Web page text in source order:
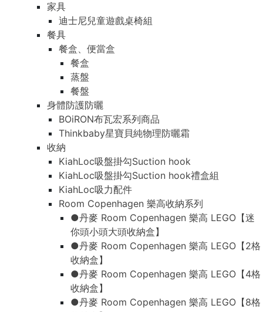
家具
迪士尼兒童遊戲桌椅組
餐具
餐盒、便當盒
餐盒
蒸盤
餐盤
身體防護防曬
BOiRON布瓦宏系列商品
Thinkbaby星寶貝純物理防曬霜
收納
KiahLoc吸盤掛勾Suction hook
KiahLoc吸盤掛勾Suction hook禮盒組
KiahLoc吸力配件
Room Copenhagen 樂高收納系列
●丹麥 Room Copenhagen 樂高 LEGO【迷
你頭小頭大頭收納盒】
●丹麥 Room Copenhagen 樂高 LEGO【2格
收納盒】
●丹麥 Room Copenhagen 樂高 LEGO【4格
收納盒】
●丹麥 Room Copenhagen 樂高 LEGO【8格